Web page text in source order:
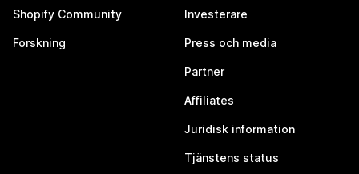
Shopify Community
Forskning
Investerare
Press och media
Partner
Affiliates
Juridisk information
Tjänstens status